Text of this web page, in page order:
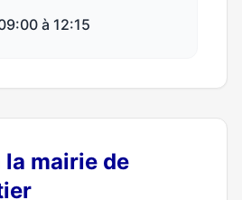
à 12:15
la mairie de